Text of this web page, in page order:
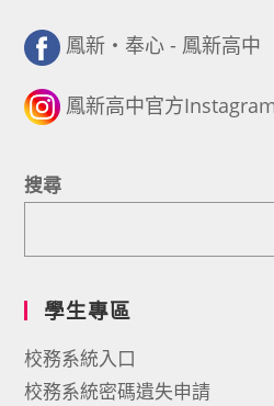
鳳新・奉心 - 鳳新高中
鳳新高中官方
搜尋
學生專區
校務系統入口
校務系統密碼遺失申請